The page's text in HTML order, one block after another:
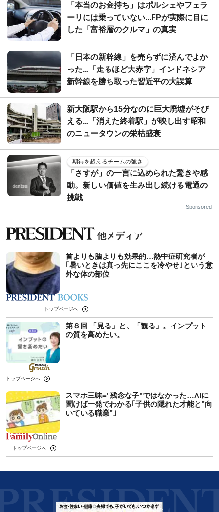
「本当のお金持ち」はポルシェやフェラ
ーリには乗っていない...FPが実際に目に
した「富裕層のクルマ」の真実
「日本の新幹線」を売らずに済んでよか
った...「走るほど大赤字」インドネシア
新幹線を勝ち取った習近平の大誤算
新大阪駅から15分なのに巨大廃墟がそび
える...「消えた終着駅」が映し出す昭和
のニュータウンの栄枯盛衰
期待を超えるチームの強さ
「さすが」の一言に込められた驚きや感
動。新しい価値を生み出し続ける電通の
挑戦
Sponsored
首よりも脇よりも効果的…熱中症研究者が
｢暑いときは真っ先にここを冷やせ｣という意
外な体の部位
トップページへ
第８回 「見る」と、「観る」。インプット
の質を高めたい。
トップページへ
スマホ三昧="残念な子"ではなかった…AIに
聞けば一発でわかる｢子供の隠れた才能と"向
いている職業"｣
トップページへ